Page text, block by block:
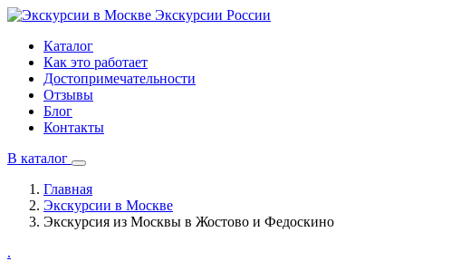
Экскурсии России
Каталог
Как это работает
Достопримечательности
Отзывы
Блог
Контакты
В каталог
Главная
Экскурсии в Москве
Экскурсия из Москвы в Жостово и Федоскино
.